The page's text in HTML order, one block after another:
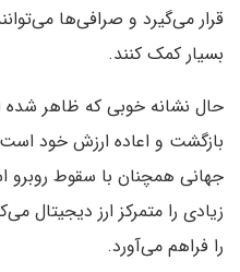
قرار می‌گیرد و صرافی‌ها
بسیار کمک کنند.
حال نشانه خوبی که ظاهر
بازگشت و اعاده ارزش خود
جهانی همچنان با سقوط
زیادی را متمرکز ارز دیجیتال
را فراهم می‌آورد.